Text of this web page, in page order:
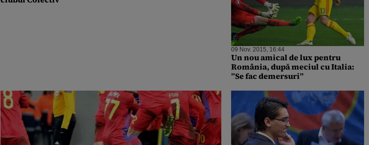
09 Nov. 2015, 16:44
Un nou amical de lux pentru
România, după meciul cu Italia:
”Se fac demersuri”